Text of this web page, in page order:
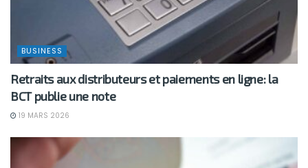
BUSINESS
Retraits aux distributeurs et paiements en ligne: la
BCT publie une note
19 MARS 2026